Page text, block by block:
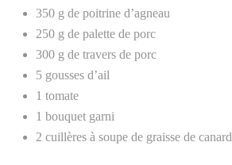
350 g de poitrine d’agneau
250 g de palette de porc
300 g de travers de porc
5 gousses d’ail
1 tomate
1 bouquet garni
2 cuillères à soupe de graisse de canard